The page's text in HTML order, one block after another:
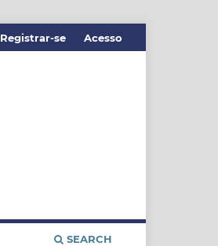
SEARCH
Registrar-se Acesso